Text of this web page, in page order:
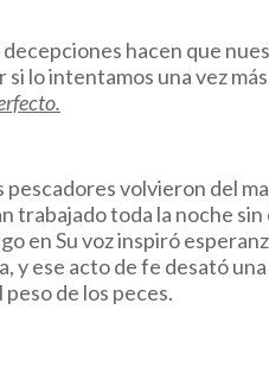
decepciones hacen que
lo intentamos una vez
pescadores volvieron del
trabajado toda la noche
en Su voz inspiró
y ese acto de fe desató
de los peces.